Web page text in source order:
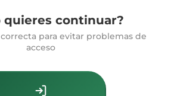
quieres continuar?
para evitar problemas de
acceso